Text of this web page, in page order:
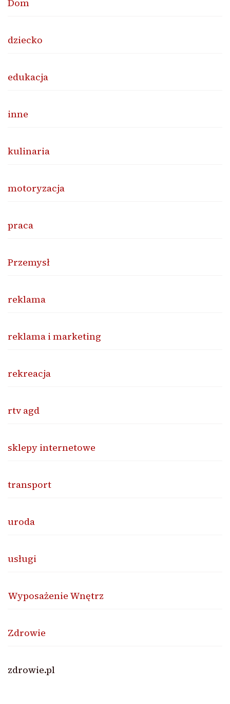
Dom
dziecko
edukacja
inne
kulinaria
motoryzacja
praca
Przemysł
reklama
reklama i marketing
rekreacja
rtv agd
sklepy internetowe
transport
uroda
usługi
Wyposażenie Wnętrz
Zdrowie
zdrowie.pl